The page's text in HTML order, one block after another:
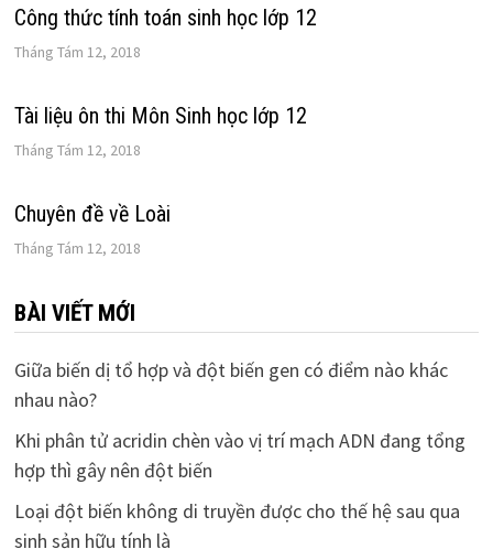
Công thức tính toán sinh học lớp 12
Tháng Tám 12, 2018
Tài liệu ôn thi Môn Sinh học lớp 12
Tháng Tám 12, 2018
Chuyên đề về Loài
Tháng Tám 12, 2018
BÀI VIẾT MỚI
Giữa biến dị tổ hợp và đột biến gen có điểm nào khác
nhau nào?
Khi phân tử acridin chèn vào vị trí mạch ADN đang tổng
hợp thì gây nên đột biến
Loại đột biến không di truyền được cho thế hệ sau qua
sinh sản hữu tính là